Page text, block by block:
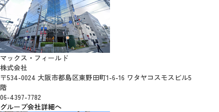
マックス・フィールド
株式会社
〒534-0024 大阪市都島区東野田町1-6-16 ワタヤコスモスビル5
階
06-4397-7782
グループ会社詳細へ